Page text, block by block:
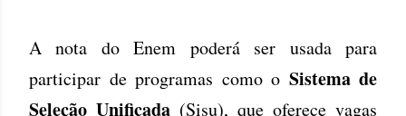
A nota do Enem poderá ser usada para
participar de programas como o Sistema de
Seleção Unificada (Sisu), que oferece vagas